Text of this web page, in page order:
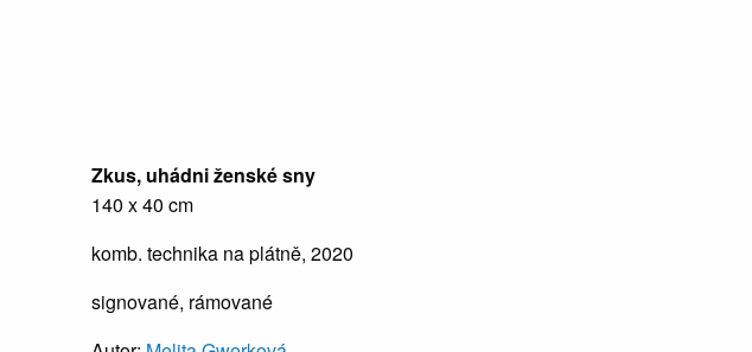
Zkus, uhádni ženské sny
140 x 40 cm
komb. technika na plátně, 2020
signované, rámované